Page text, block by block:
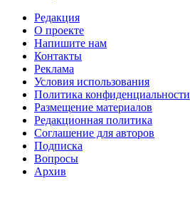
Редакция
О проекте
Напишите нам
Контакты
Реклама
Условия использования
Политика конфиденциальности
Размещение материалов
Редакционная политика
Соглашение для авторов
Подписка
Вопросы
Архив